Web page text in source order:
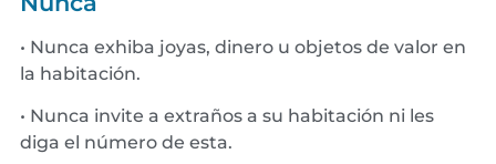
• Nunca exhiba joyas, dinero u objetos de valor en
la habitación.
• Nunca invite a extraños a su habitación ni les
diga el número de esta.